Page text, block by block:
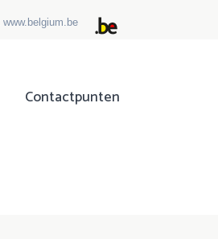
www.belgium.be
Contactpunten